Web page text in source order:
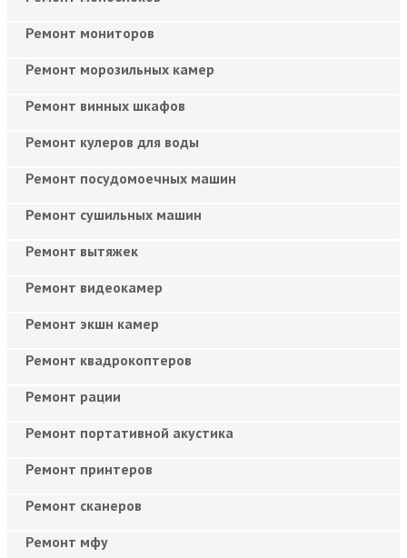
Ремонт мониторов
Ремонт морозильных камер
Ремонт винных шкафов
Ремонт кулеров для воды
Ремонт посудомоечных машин
Ремонт сушильных машин
Ремонт вытяжек
Ремонт видеокамер
Ремонт экшн камер
Ремонт квадрокоптеров
Ремонт рации
Ремонт портативной акустика
Ремонт принтеров
Ремонт сканеров
Ремонт мфу